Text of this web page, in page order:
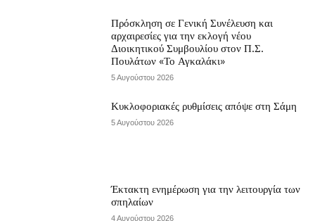
Πρόσκληση σε Γενική Συνέλευση και
αρχαιρεσίες για την εκλογή νέου
Διοικητικού Συμβουλίου στον Π.Σ.
Πουλάτων «Το Αγκαλάκι»
5 Αυγούστου 2026
Κυκλοφοριακές ρυθμίσεις απόψε στη Σάμη
5 Αυγούστου 2026
Έκτακτη ενημέρωση για την λειτουργία των
σπηλαίων
4 Αυγούστου 2026